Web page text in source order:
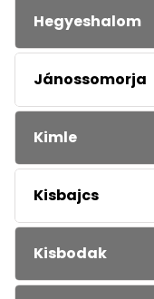
Hegyeshalom
Jánossomorja
Kimle
Kisbajcs
Kisbodak